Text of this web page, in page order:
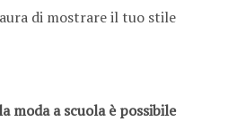
di mostrare il tuo stile
moda a scuola è possibile